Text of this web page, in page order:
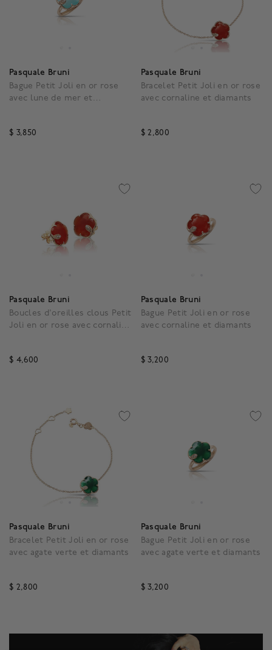
Pasquale Bruni
Bague Petit Joli en or rose
avec lune de mer et
$ 3,850
Pasquale Bruni
Bracelet Petit Joli en or rose
avec cornaline et diamants
$ 2,800
Pasquale Bruni
Boucles d'oreilles clous Petit
Joli en or rose avec cornaline
$ 4,600
Pasquale Bruni
Bague Petit Joli en or rose
avec cornaline et diamants
$ 3,200
Pasquale Bruni
Bracelet Petit Joli en or rose
avec agate verte et diamants
$ 2,800
Pasquale Bruni
Bague Petit Joli en or rose
avec agate verte et diamants
$ 3,200